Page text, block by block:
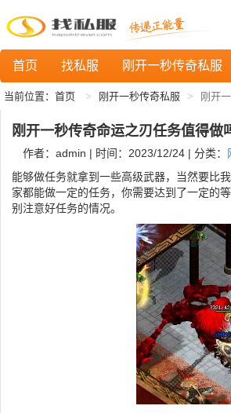
首页 找私服 刚开一秒传奇私服
当前位置： 首页 刚开一秒传奇私服 刚开
刚开一秒传奇命运之刃任务值得做
作者：admin | 时间：2023/12/24 | 分类：
能够做任务就拿到一些高级武器，当然要比
家都能做一定的任务，你需要达到了一定的
别注意好任务的情况。